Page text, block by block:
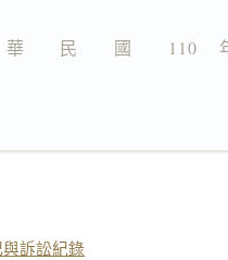
華　　民　　國　　110 　
訴訟紀錄